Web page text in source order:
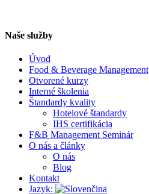
Naše služby
Úvod
Food & Beverage Management
Otvorené kurzy
Interné školenia
Štandardy kvality
Hotelové štandardy
IHS certifikácia
F&B Management Seminár
O nás a články
O nás
Blog
Kontakt
Jazyk: